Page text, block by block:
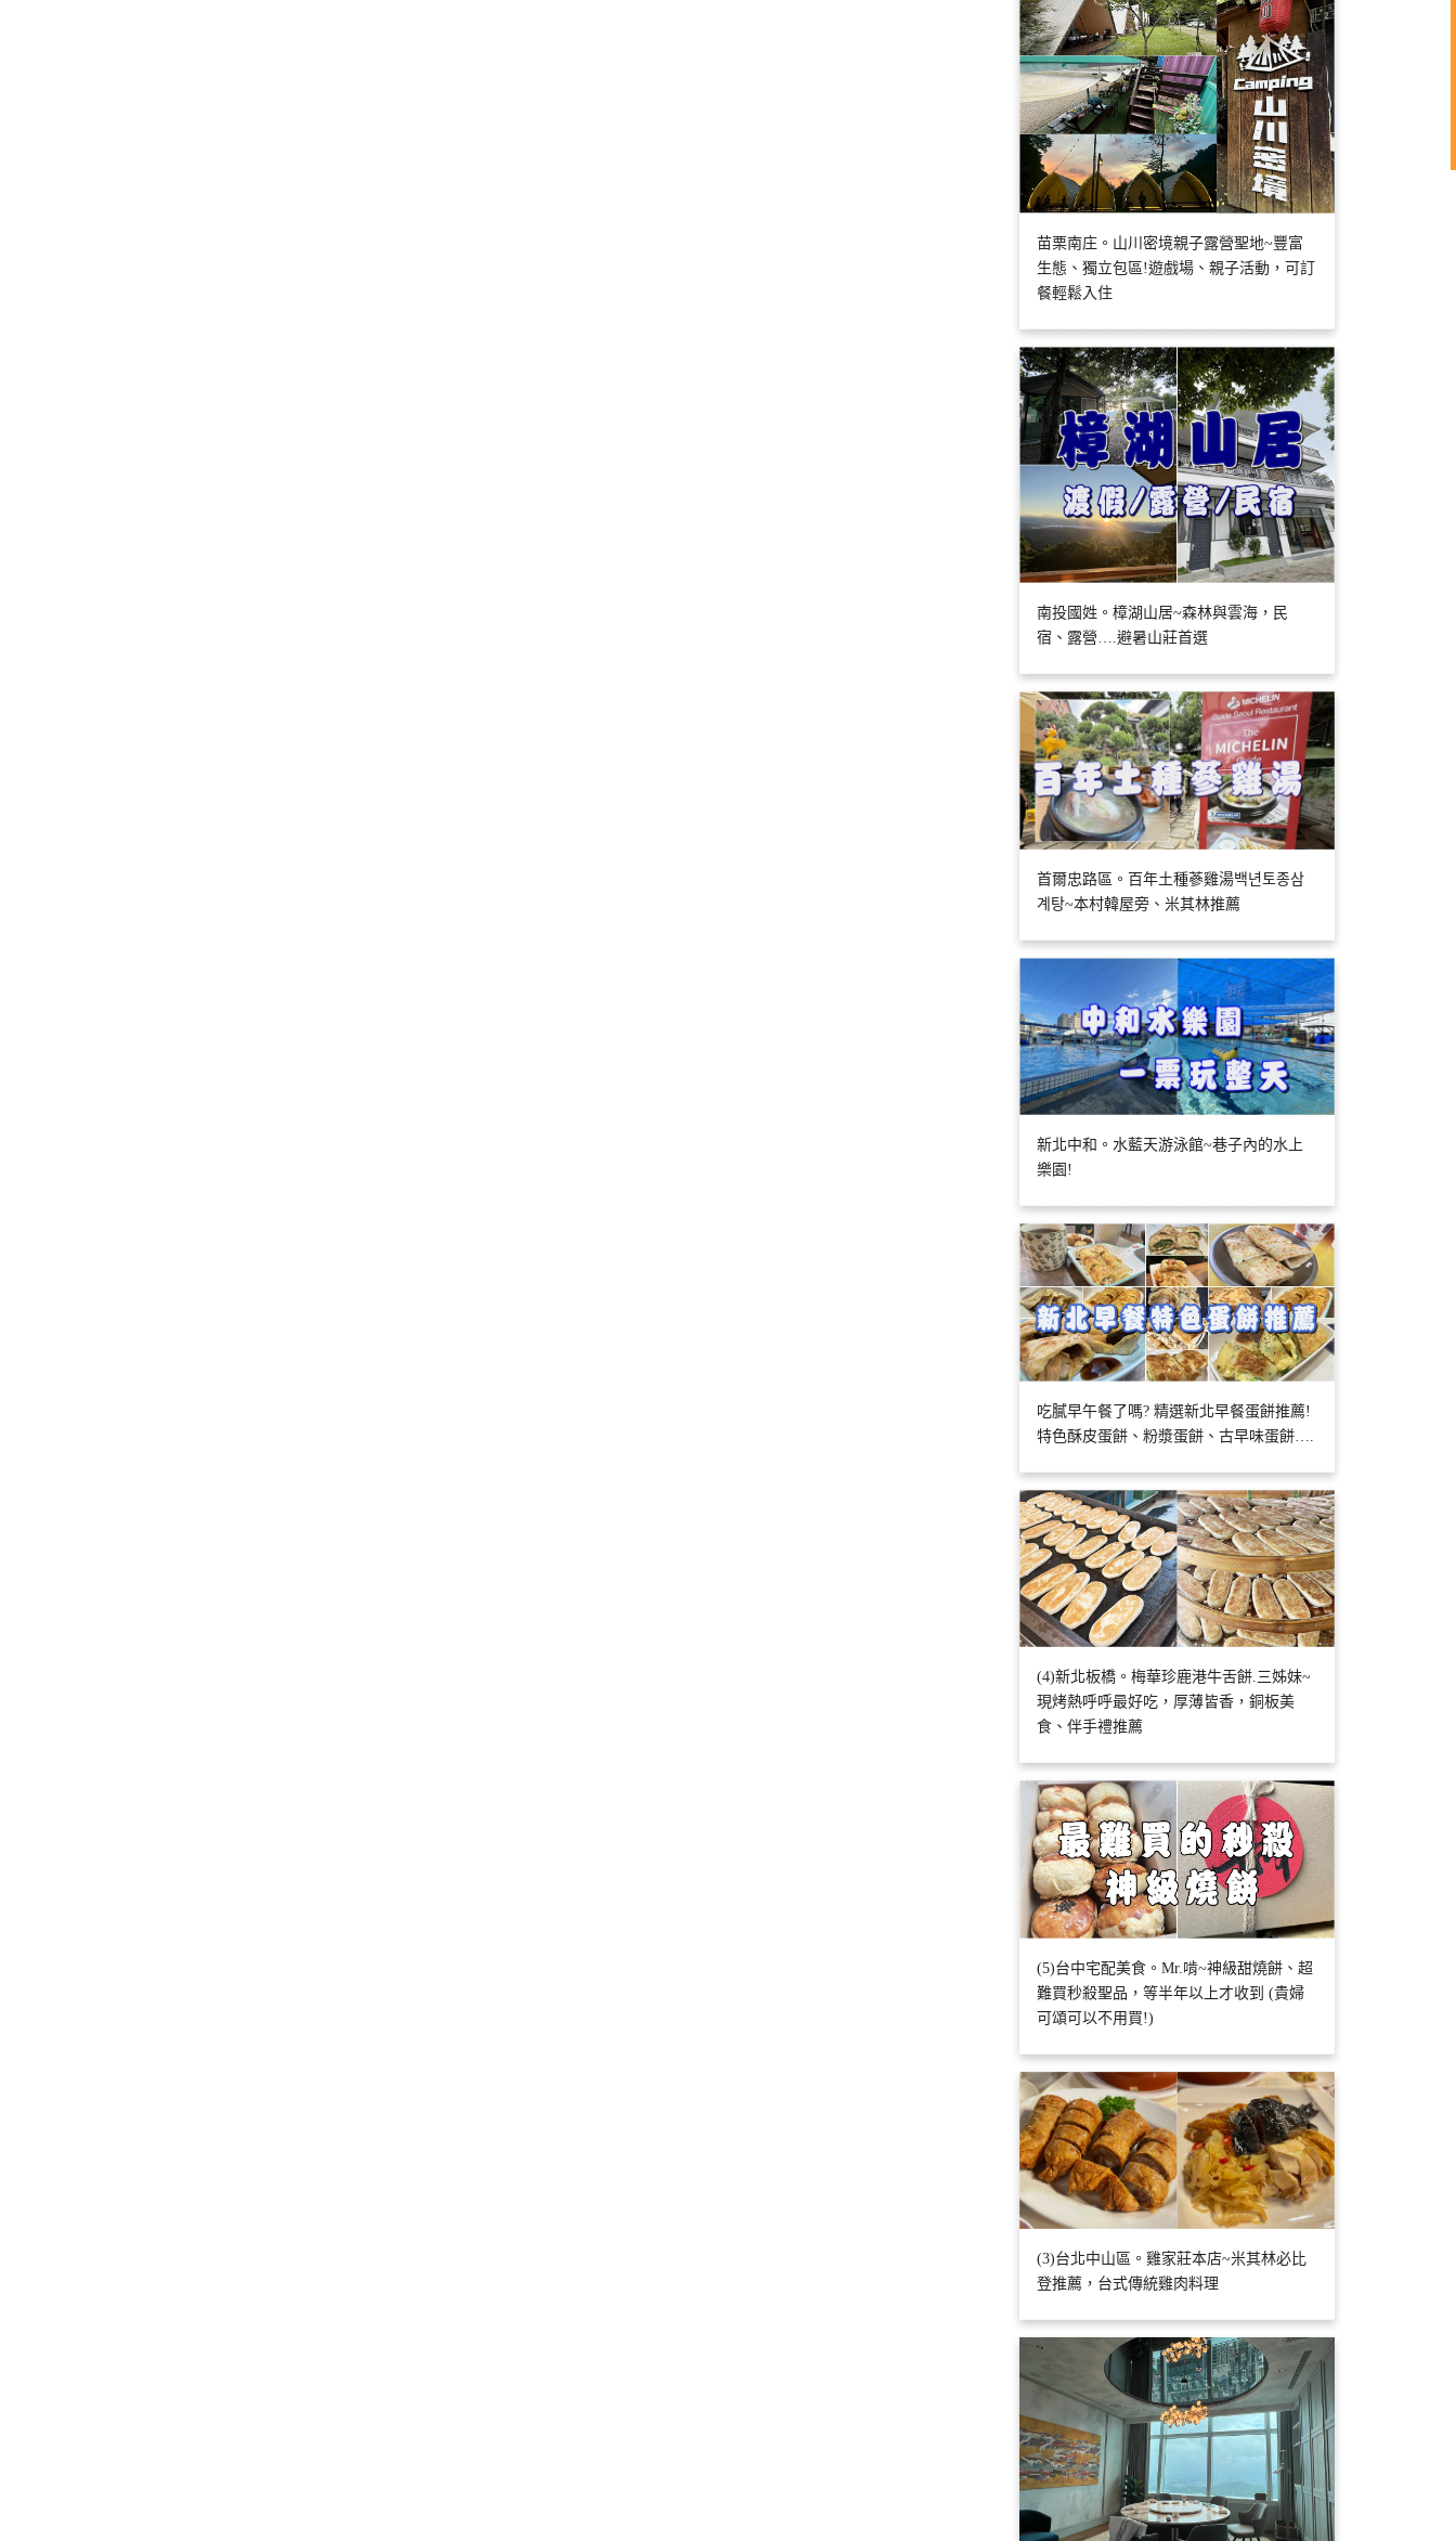
苗栗南庄。山川密境親子露營聖地~豐富
生態、獨立包區!遊戲場、親子活動，可訂
餐輕鬆入住
南投國姓。樟湖山居~森林與雲海，民
宿、露營….避暑山莊首選
首爾忠路區。百年土種蔘雞湯백년토종삼
계탕~本村韓屋旁、米其林推薦
新北中和。水藍天游泳館~巷子內的水上
樂園!
吃膩早午餐了嗎? 精選新北早餐蛋餅推薦!
特色酥皮蛋餅、粉漿蛋餅、古早味蛋餅….
(4)新北板橋。梅華珍鹿港牛舌餅.三姊妹~
現烤熱呼呼最好吃，厚薄皆香，銅板美
食、伴手禮推薦
(5)台中宅配美食。Mr.啃~神級甜燒餅、超
難買秒殺聖品，等半年以上才收到 (貴婦
可頌可以不用買!)
(3)台北中山區。雞家莊本店~米其林必比
登推薦，台式傳統雞肉料理